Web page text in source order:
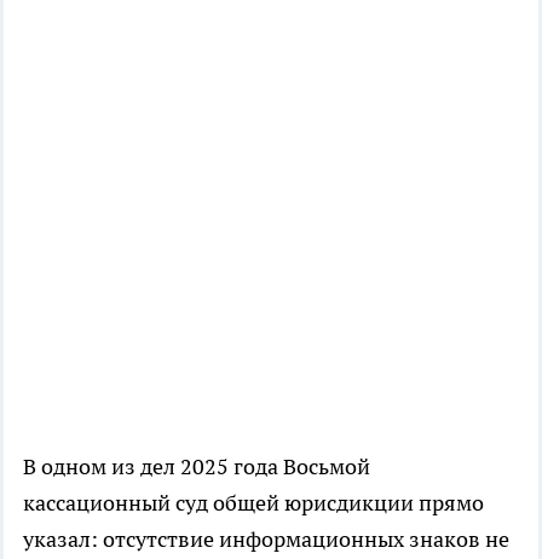
В одном из дел 2025 года Восьмой
кассационный суд общей юрисдикции прямо
указал: отсутствие информационных знаков не